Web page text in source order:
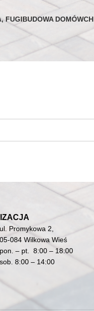
FUGIBUDOWA DOMÓW
ul. Promykowa 2,
05-084 Wilkowa Wieś
pon. – pt. 8:00 – 18:00
sob. 8:00 – 14:00